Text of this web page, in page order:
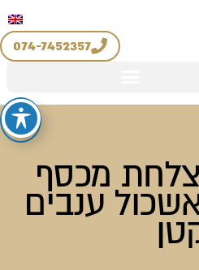
074-7452357
מכסף
ענבים